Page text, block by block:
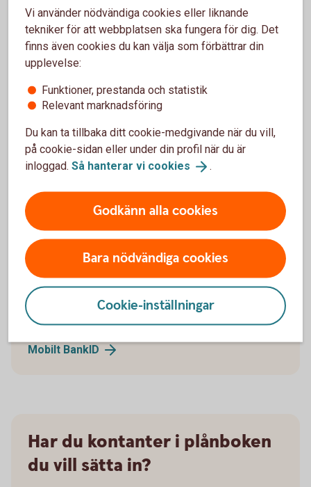
Ge bort gåvokort i stället för
kontanter
Sätt in pengarna på konto, fond eller annat sparande istället
för att ge bort kontanter. Trevliga gåvokort får du på
närmaste bankkontor eller genom att ringa.
Mobilt BankID
Mobilt BankID är en e-legitimation, bland annat för
att skicka betalningar med Swish och logga in i
internetbanken utan dosa.
Mobilt BankID
Har du kontanter i plånboken
du vill sätta in?
Vi använder nödvändiga cookies eller liknande
tekniker för att webbplatsen ska fungera för dig. Det
finns även cookies du kan välja som förbättrar din
upplevelse:
Funktioner, prestanda och statistik
Relevant marknadsföring
Du kan ta tillbaka ditt cookie-medgivande när du vill,
på cookie-sidan eller under din profil när du är
inloggad. Så hanterar vi cookies .
Godkänn alla cookies
Bara nödvändiga cookies
Cookie-inställningar